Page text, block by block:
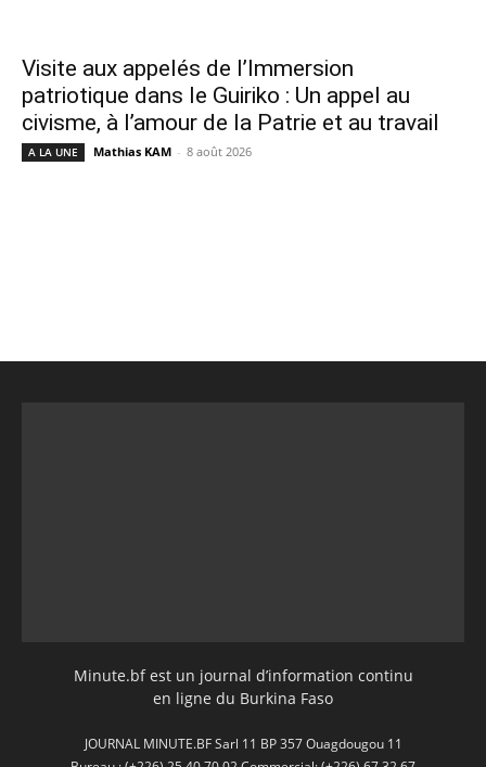
Visite aux appelés de l’Immersion
patriotique dans le Guiriko : Un appel au
civisme, à l’amour de la Patrie et au travail
A LA UNE Mathias KAM - 8 août 2026
Minute.bf est un journal d’information continu
en ligne du Burkina Faso
JOURNAL MINUTE.BF Sarl 11 BP 357 Ouagdougou 11